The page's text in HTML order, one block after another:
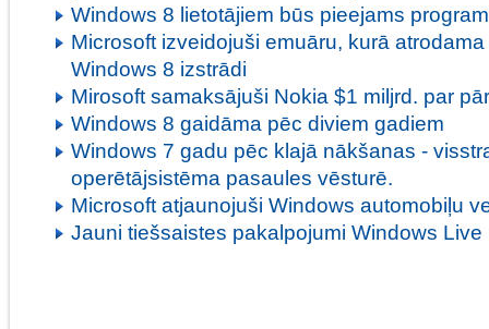
Windows 8 lietotājiem būs pieejams
Microsoft izveidojuši emuāru, kurā
Windows 8 izstrādi
Mirosoft samaksājuši Nokia $1 miljrd. par
Windows 8 gaidāma pēc diviem gadiem
Windows 7 gadu pēc klajā nākšanas -
operētājsistēma pasaules vēsturē.
Microsoft atjaunojuši Windows automobiļu
Jauni tiešsaistes pakalpojumi Windows